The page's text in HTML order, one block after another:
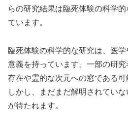
らの研究結果は臨死体験の科学
ています。
臨死体験の科学的な研究は、医
意義を持っています。一部の研
存在や霊的な次元への窓である可
しかし、まだまだ解明されてい
が待たれます。